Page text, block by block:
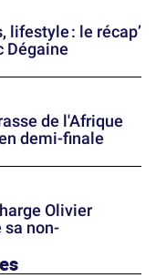
lifestyle : le récap’
Dégaine
de l'Afrique
demi-finale
Olivier
sa non-